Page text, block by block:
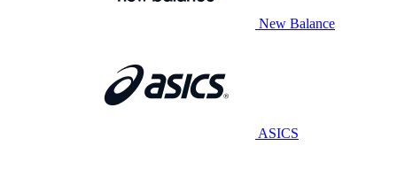
New Balance
ASICS